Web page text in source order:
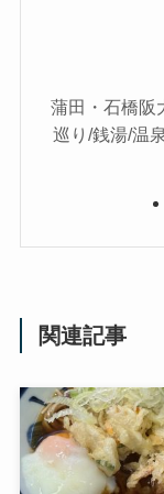
蒲田・石橋阪
巡り/銭湯/温
関連記事